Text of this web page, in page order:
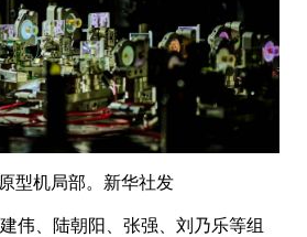
型机局部。新华社发
伟、陆朝阳、张强、刘乃乐等组